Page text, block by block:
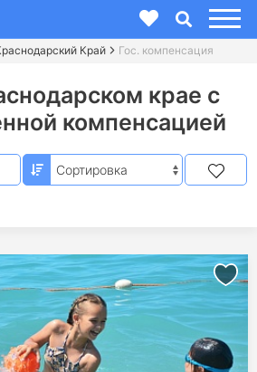
Край Гос. компенсация
крае с
компенсацией